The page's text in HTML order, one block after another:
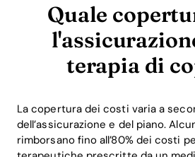
Quale
terapia di
La copertura dei costi varia a
dell’assicurazione e del piano.
rimborsano fino all’80% dei costi